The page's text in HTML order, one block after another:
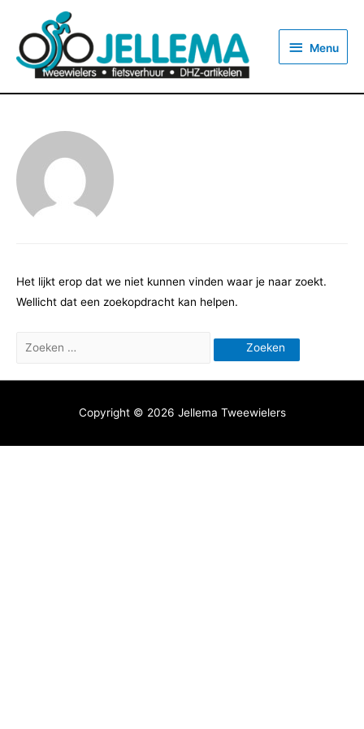
Menu
Menu
Het lijkt erop dat we niet kunnen vinden waar je naar zoekt.
Wellicht dat een zoekopdracht kan helpen.
Zoeken
Copyright © 2026 Jellema Tweewielers